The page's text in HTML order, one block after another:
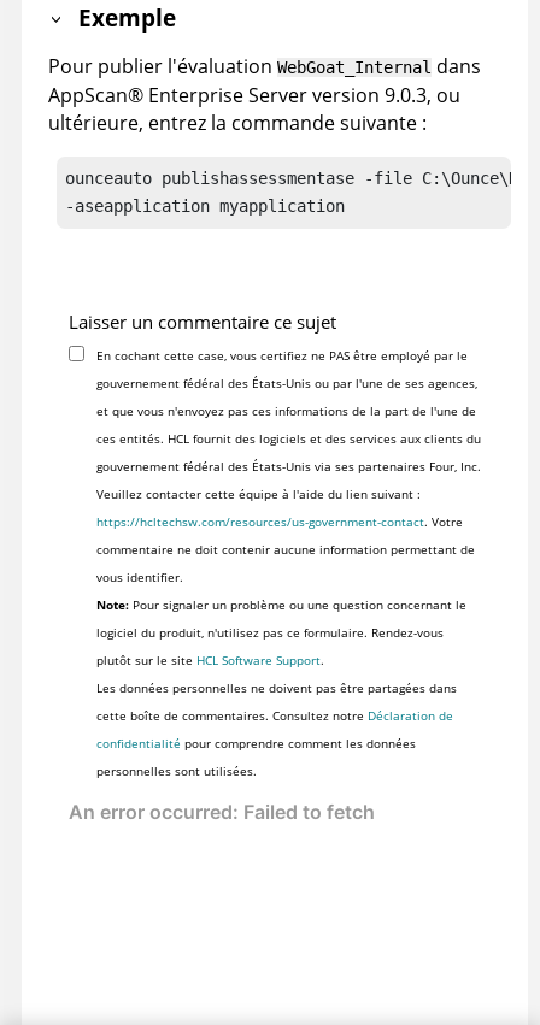
Exemple
Pour publier l'évaluation WebGoat_Internal dans
AppScan® Enterprise Serverversion 9.0.3, ou
ultérieure, entrez la commande suivante :
ounceauto publishassessmentase -file
-aseapplication myapplication
Laisser un commentaire ce sujet
En cochant cette case, vous certifiez ne PAS être employé par le
gouvernement fédéral des États-Unis ou par l'une de ses agences,
et que vous n'envoyez pas ces informations de la part de l'une de
ces entités. HCL fournit des logiciels et des services aux clients du
gouvernement fédéral des États-Unis via ses partenaires Four, Inc.
Veuillez contacter cette équipe à l'aide du lien suivant :
https://hcltechsw.com/resources/us-government-contact. Votre
commentaire ne doit contenir aucune information permettant de
vous identifier.
Note:Pour signaler un problème ou une question concernant le
logiciel du produit, n'utilisez pas ce formulaire. Rendez-vous
plutôt sur le site HCL Software Support.
Les données personnelles ne doivent pas être partagées dans
cette boîte de commentaires. Consultez notre Déclaration de
confidentialité pour comprendre comment les données
personnelles sont utilisées.